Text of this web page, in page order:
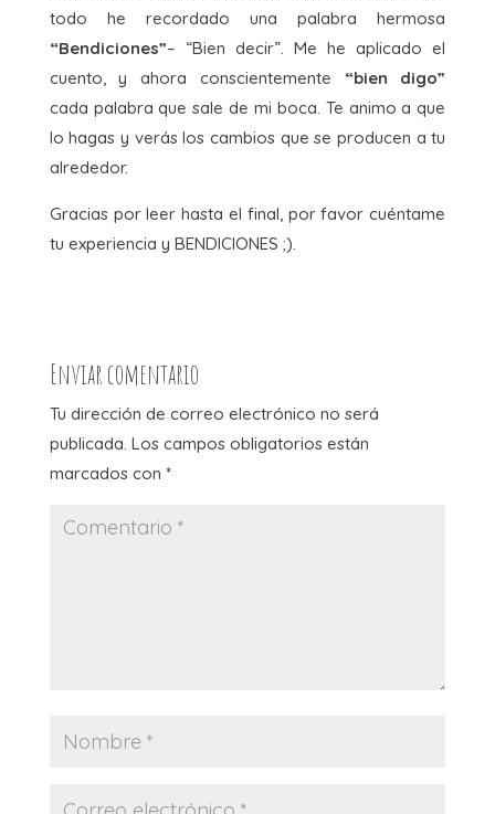
todo he recordado una palabra hermosa
“Bendiciones”– “Bien decir”. Me he aplicado el
cuento, y ahora conscientemente “bien digo”
cada palabra que sale de mi boca. Te animo a que
lo hagas y verás los cambios que se producen a tu
alrededor.
Gracias por leer hasta el final, por favor cuéntame
tu experiencia y BENDICIONES ;).
Enviar comentario
Tu dirección de correo electrónico no será
publicada. Los campos obligatorios están
marcados con *